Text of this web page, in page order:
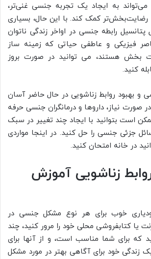
به ایجاد یک تجربه جنسی غنی‌تر،
رضایت‌بخش‌تر کمک کند. با این حال، بسیاری
پتانسیل رابطه جنسی در اواخر زندگی ناتوان
فیزیکی و عاطفی حیاتی که زمینه ساز
بخش هستند، می توانید در صورت بروز
کنید.
و بهبود روابط زناشویی در حال حاضر آسان
صورت نیاز، داروها و درمانگران جنسی حرفه
است بتوانید با ایجاد چند تغییر در سبک
جزئی جنسی را حل کنید. در اینجا مواردی
در خانه امتحان کنید.
زناشویی آموزش
خوب برای هر نوع مشکل جنسی در
یا کتابفروشی محلی خود را مرور کنید، چند
که برای شما مناسب است، و از آنها برای
خود برای آگاهی بهتر در مورد مشکل